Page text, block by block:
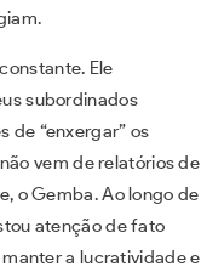
Ele
subordinados
de “enxergar” os
vem de relatórios de
o Gemba. Ao longo de
atenção de fato
a lucratividade e